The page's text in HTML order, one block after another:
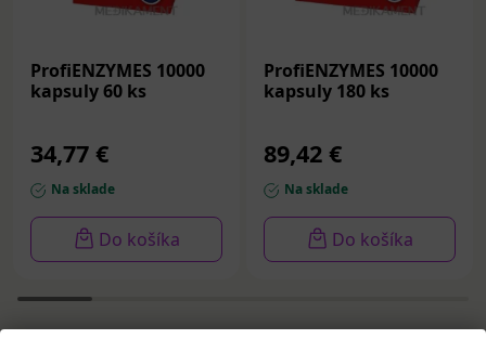
ProfiENZYMES 10000
kapsuly 60 ks
34,77 €
Na sklade
Do košíka
ProfiENZYMES 10000
kapsuly 180 ks
89,42 €
Na sklade
Do košíka